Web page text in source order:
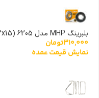
بلبرینگ MHP مدل 6205 (25x52x15) 2RS ژاپنی
310,000تومان
نمایش قیمت عمده